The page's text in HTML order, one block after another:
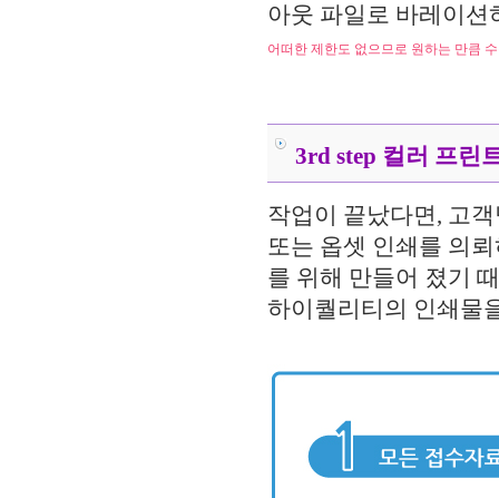
아웃 파일로 바레이
어떠한 제한도 없으므로 원하는 만큼
3rd step 컬러 프린
작업이 끝났다면, 고
또는 옵셋 인쇄를 의
를 위해 만들어 졌기
하이퀄리티의 인쇄물